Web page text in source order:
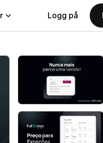
Logg på